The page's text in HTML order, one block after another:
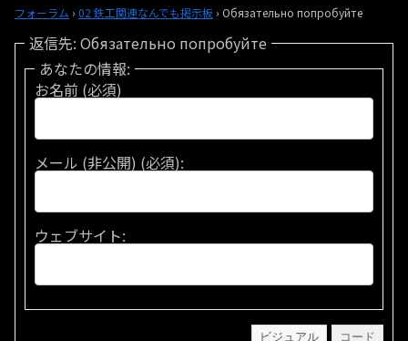
フォーラム › 02 鉄工関連なんでも掲示板 › Обязательно попробуйте
返信先: Обязательно попробуйте
あなたの情報:
お名前 (必須)
メール (非公開) (必須):
ウェブサイト:
ビジュアル コード